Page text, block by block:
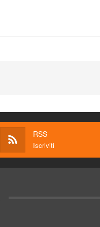
RSS
Iscriviti